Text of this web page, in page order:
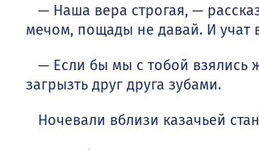
— Наша вера строгая, —
мечом, по­щады не давай. И учат
— Если бы мы с тобой взялись
загрызть друг друга зубами.
Ночевали вблизи казачьей